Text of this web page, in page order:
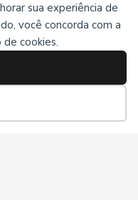
sua experiência de
você concorda com a
cookies.